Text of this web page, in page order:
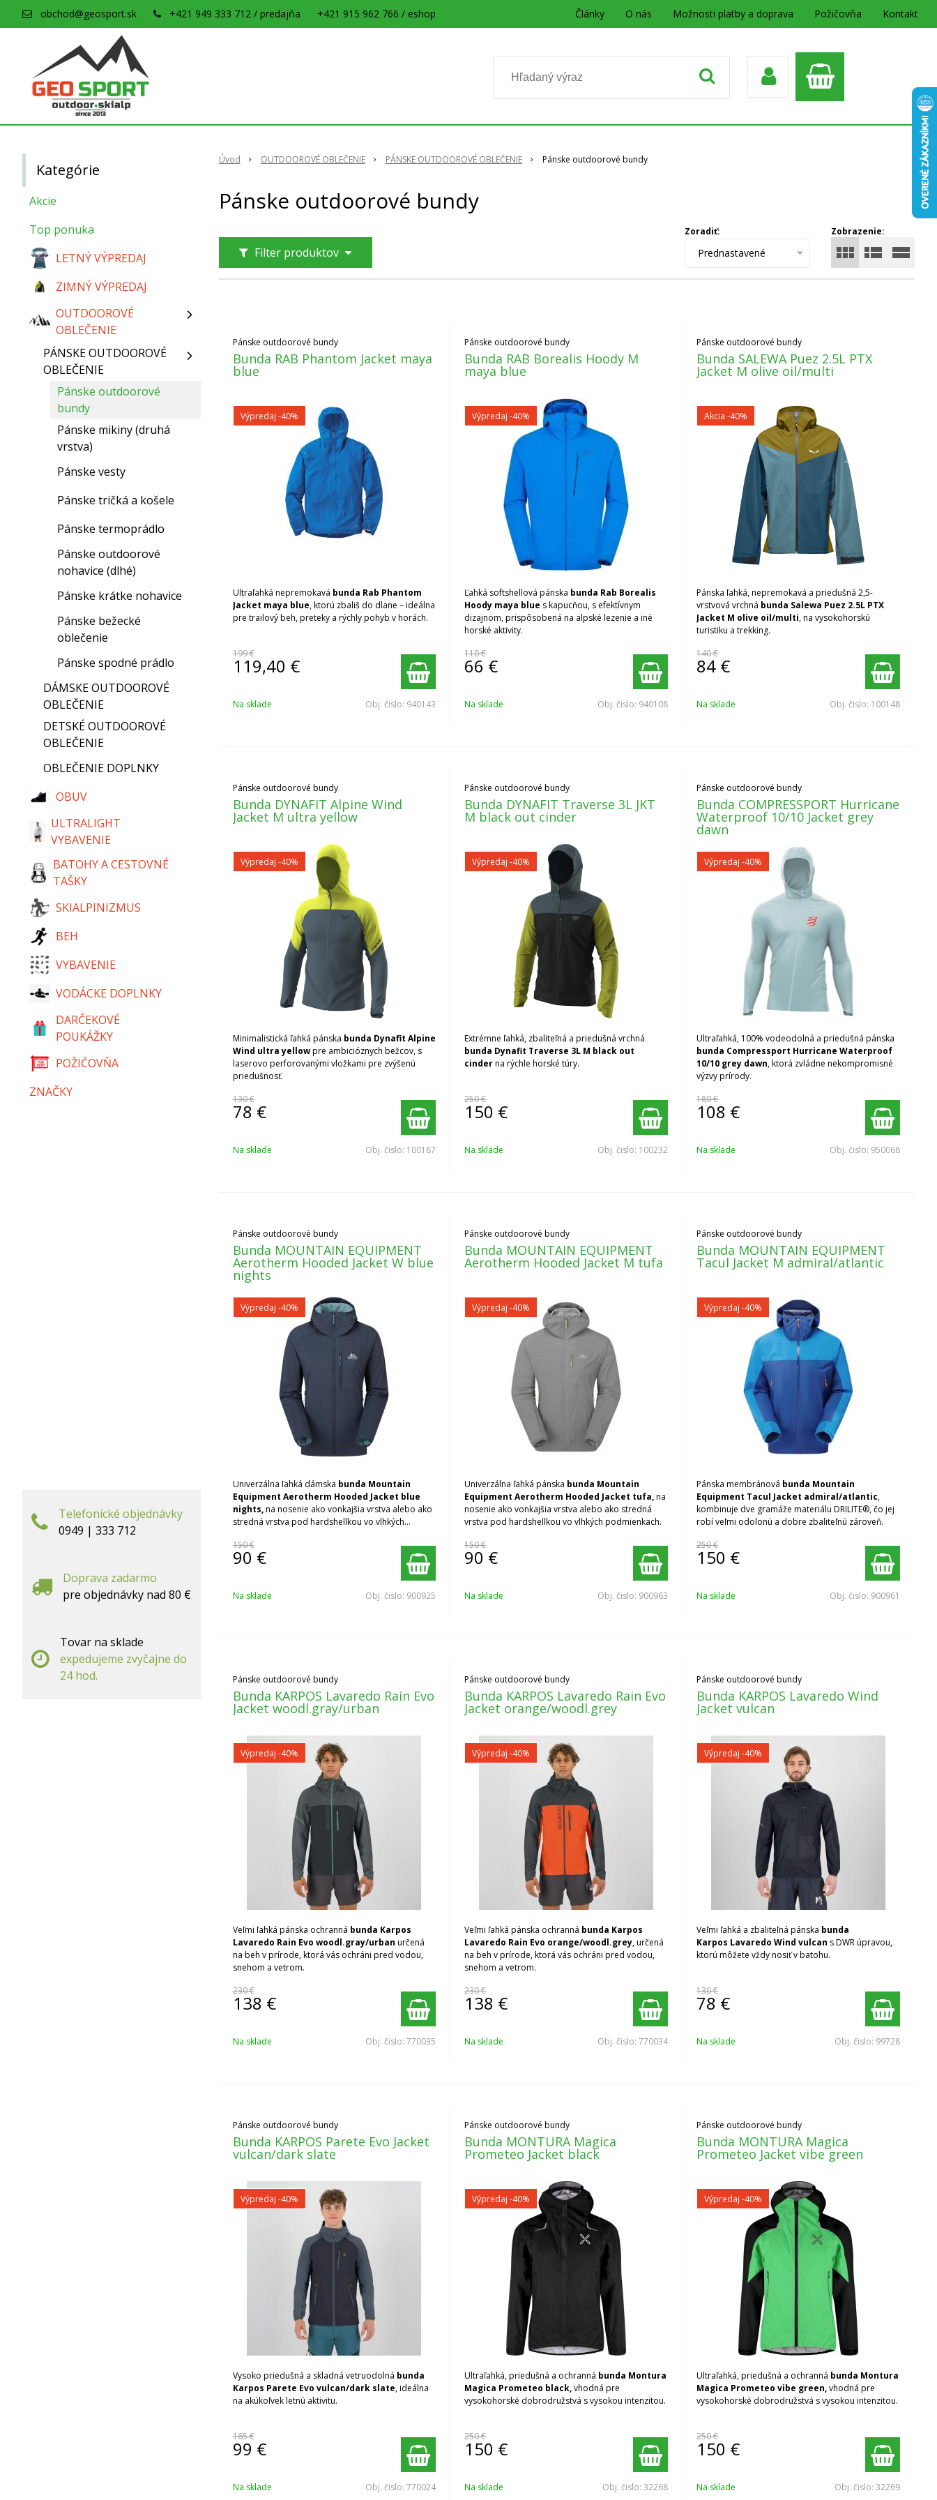
obchod@geosport.sk +421 949 333 712 / predajňa +421 915 962 766 / eshop Články O nás Možnosti platby a doprava Požičovňa Kontakt
Úvod OUTDOOROVÉ OBLEČENIE PÁNSKE OUTDOOROVÉ OBLEČENIE Pánske outdoorové bundy
Pánske outdoorové bundy
Filter produktov
Zobrazenie:
Zoradiť:
Prednastavené
Pánske outdoorové bundy
Bunda RAB Phantom Jacket maya
blue
Výpredaj -40%
Ultraľahká nepremokavá bunda Rab Phantom
Jacket maya blue, ktorú zbališ do dlane – ideálna
pre trailový beh, preteky a rýchly pohyb v horách.
199 €
119,40 €
Na sklade Obj. čislo: 940143
Pánske outdoorové bundy
Bunda RAB Borealis Hoody M
maya blue
Výpredaj-40%
Ľahká softshellová pánska bunda Rab Borealis
Hoody maya blue s kapucňou, s efektívnym
dizajnom, prispôsobená na alpské lezenie a iné
horské aktivity.
110 €
66 €
Na sklade Obj. čislo: 940108
Pánske outdoorové bundy
Bunda SALEWA Puez 2.5L PTX
Jacket M olive oil/multi
Akcia-40%
Pánska ľahká, nepremokavá a priedušná 2,5-
vrstvová vrchná bunda Salewa Puez 2.5L PTX
Jacket M olive oil/multi, na vysokohorskú
turistiku a trekking.
140 €
84 €
Na sklade Obj. čislo: 100148
Pánske outdoorové bundy
Bunda DYNAFIT Alpine Wind
Jacket M ultra yellow
Výpredaj -40%
Minimalistická ľahká pánska bunda Dynafit Alpine
Wind ultra yellowpre ambicióznych bežcov, s
laserovo perforovanými vložkami pre zvýšenú
priedušnosť.
130 €
78 €
Na sklade Obj. čislo: 100187
Pánske outdoorové bundy
Bunda DYNAFIT Traverse 3L JKT
M black out cinder
Výpredaj-40%
Extrémne ľahká, zbaliteľná a priedušná vrchná
bunda Dynafit Traverse 3L M black out
cinderna rýchle horské túry.
250 €
150 €
Na sklade Obj. čislo: 100232
Pánske outdoorové bundy
Bunda COMPRESSPORT Hurricane
Waterproof 10/10 Jacket grey
dawn
Výpredaj-40%
Ultraľahká, 100% vodeodolná a priedušná pánska
bunda Compressport Hurricane Waterproof
10/10 grey dawn, ktorá zvládne nekompromisné
výzvy prírody.
180 €
108 €
Na sklade Obj. čislo: 950068
Pánske outdoorové bundy
Bunda MOUNTAIN EQUIPMENT
Aerotherm Hooded Jacket W blue
nights
Výpredaj -40%
Univerzálna ľahká dámska bunda Mountain
Equipment Aerotherm Hooded Jacket blue
nights,na nosenie ako vonkajšia vrstva alebo ako
stredná vrstva pod hardshellkou vo vlhkých
150 €
90 €
Na sklade Obj. čislo: 900925
Pánske outdoorové bundy
Bunda MOUNTAIN EQUIPMENT
Aerotherm Hooded Jacket M tufa
Výpredaj-40%
Univerzálna ľahká pánska bunda Mountain
Equipment Aerotherm Hooded Jacket tufa,na
nosenie ako vonkajšia vrstva alebo ako stredná
vrstva pod hardshellkou vo vlhkých podmienkach.
150 €
90 €
Na sklade Obj. čislo: 900963
Pánske outdoorové bundy
Bunda MOUNTAIN EQUIPMENT
Tacul Jacket M admiral/atlantic
Výpredaj-40%
Pánska membránová bunda Mountain
Equipment Tacul Jacket admiral/atlantic,
kombinuje dve gramáže materiálu DRILITE®, čo jej
robí veľmi odolonú a dobre zbaliteľnú zároveň.
250 €
150 €
Na sklade Obj. čislo: 900961
Pánske outdoorové bundy
Bunda KARPOS Lavaredo Rain Evo
Jacket woodl.gray/urban
Výpredaj -40%
Veľmi ľahká pánska ochranná bunda Karpos
Lavaredo Rain Evo woodl.gray/urban určená
na beh v prírode, ktorá vás ochráni pred vodou,
snehom a vetrom.
230 €
138 €
Na sklade Obj. čislo:770035
Pánske outdoorové bundy
Bunda KARPOS Lavaredo Rain Evo
Jacket orange/woodl.grey
Výpredaj-40%
Veľmi ľahká pánska ochranná bunda Karpos
Lavaredo Rain Evo orange/woodl.grey, určená
na beh v prírode, ktorá vás ochráni pred vodou,
snehom a vetrom.
230 €
138 €
Na sklade Obj. čislo:770034
Pánske outdoorové bundy
Bunda KARPOS Lavaredo Wind
Jacket vulcan
Výpredaj-40%
Veľmi ľahká a zbaliteľná pánska bunda
Karpos Lavaredo Wind vulcan s DWR úpravou,
ktorú môžete vždy nosiť v batohu.
130 €
78 €
Na sklade Obj. čislo: 99728
Pánske outdoorové bundy
Bunda KARPOS Parete Evo Jacket
vulcan/dark slate
Výpredaj -40%
Vysoko priedušná a skladná vetruodolná bunda
Karpos Parete Evo vulcan/dark slate, ideálna
na akúkoľvek letnú aktivitu.
165 €
99 €
Na sklade Obj. čislo:770024
Pánske outdoorové bundy
Bunda MONTURA Magica
Prometeo Jacket black
Výpredaj-40%
Ultraľahká, priedušná a ochranná bunda Montura
Magica Prometeo black,vhodná pre
vysokohorské dobrodružstvá s vysokou intenzitou.
250 €
150 €
Na sklade Obj. čislo:32268
Pánske outdoorové bundy
Bunda MONTURA Magica
Prometeo Jacket vibe green
Výpredaj-40%
Ultraľahká, priedušná a ochranná bunda Montura
Magica Prometeo vibe green,vhodná pre
vysokohorské dobrodružstvá s vysokou intenzitou.
250 €
150 €
Na sklade Obj. čislo: 32269
Kategórie
Akcie
Top ponuka
LETNÝ VÝPREDAJ
ZIMNÝ VÝPREDAJ
OUTDOOROVÉ
OBLEČENIE
PÁNSKE OUTDOOROVÉ
OBLEČENIE
Pánske outdoorové
bundy
Pánske mikiny (druhá
vrstva)
Pánske vesty
Pánske tričká a košele
Pánske termoprádlo
Pánske outdoorové
nohavice (dlhé)
Pánske krátke nohavice
Pánske bežecké
oblečenie
Pánske spodné prádlo
DÁMSKE OUTDOOROVÉ
OBLEČENIE
DETSKÉ OUTDOOROVÉ
OBLEČENIE
OBLEČENIE DOPLNKY
OBUV
ULTRALIGHT
VYBAVENIE
BATOHY A CESTOVNÉ
TAŠKY
SKIALPINIZMUS
BEH
VYBAVENIE
VODÁCKE DOPLNKY
DARČEKOVÉ
POUKÁŽKY
POŽIČOVŇA
ZNAČKY
Telefonické objednávky
0949 | 333 712
Doprava zadarmo
pre objednávky nad 80 €
Tovar na sklade
expedujeme zvyčajne do
24 hod.